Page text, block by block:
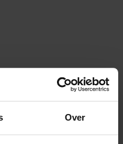
Over
per kalenderjaar bij